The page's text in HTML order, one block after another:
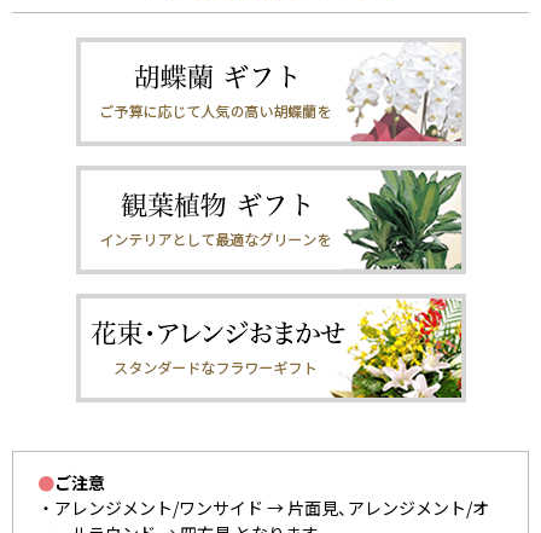
●ご注意
アレンジメント/ワンサイド → 片面見、アレンジメント/オ